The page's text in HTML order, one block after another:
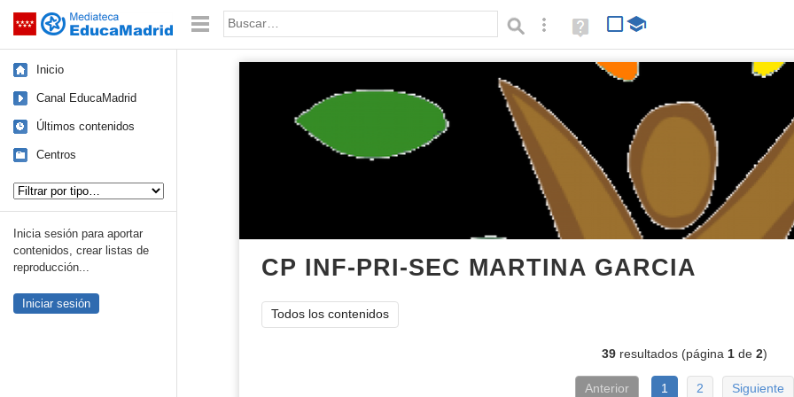
Saltar navegación Palabra o frase: Búsqueda avanzada
Ayuda
(en
nueva)
Inicio
Canal EducaMadrid
Últimos contenidos
Centros
Inicia sesión para aportar
contenidos, crear listas de
reproducción...
Iniciar sesión
CP INF-PRI-SEC MARTINA GARCIA
Todos los contenidos
39resultados (página 1de 2)
Anterior 1 2 Siguiente